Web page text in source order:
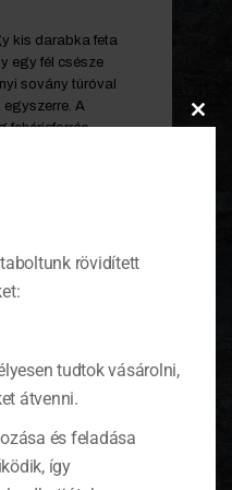
kis darabka feta
egy fél csésze
sovány túróval
egyszerre. A
fehérjeforrás.
antioxidánsokkal,
Szendvics
és
rövidített
tudtok vásárolni,
átvenni.
és feladása
így